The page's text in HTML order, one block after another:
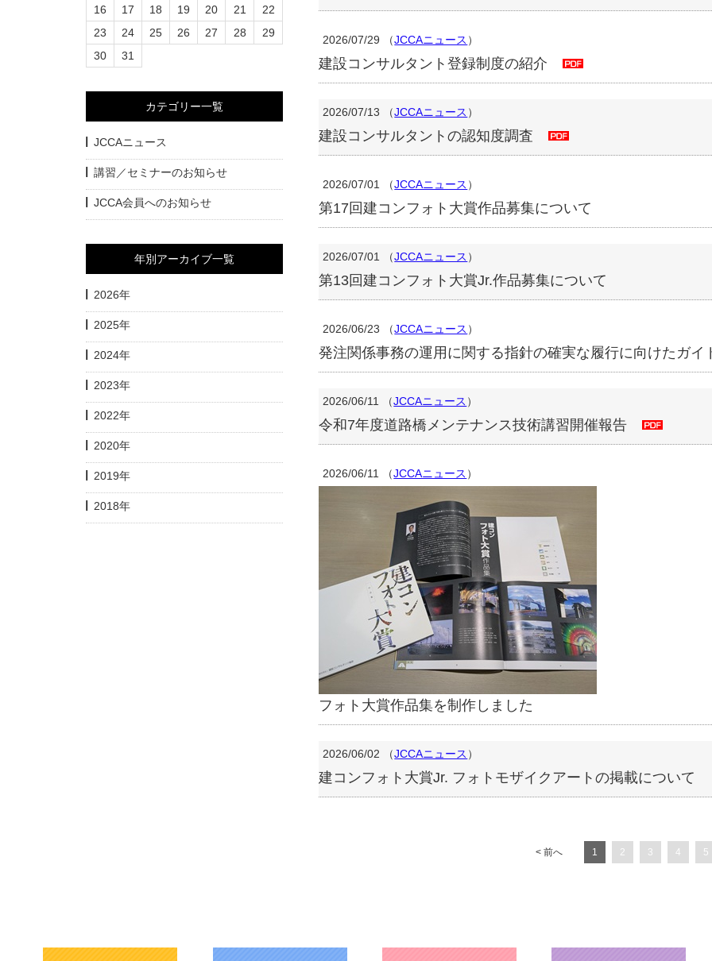
2026/07/29 （JCCAニュース ）
建設コンサルタント登録制度の紹介
2026/07/13 （JCCAニュース ）
建設コンサルタントの認知度調査
2026/07/01 （JCCAニュース ）
第17回建コンフォト大賞作品募集について
2026/07/01 （JCCAニュース ）
第13回建コンフォト大賞Jr.作品募集について
2026/06/23 （JCCAニュース ）
発注関係事務の運用に関する指針の確実な履行に向けたガイ
2026/06/11 （JCCAニュース ）
令和7年度道路橋メンテナンス技術講習開催報告
2026/06/11 （JCCAニュース ）
フォト大賞作品集を制作しました
2026/06/02 （JCCAニュース ）
建コンフォト大賞Jr. フォトモザイクアートの掲載について
< 前へ 1 2 3 4 5
16
17 18 19 20 21
22
23
24 25 26 27 28
29
30
31
カテゴリー一覧
JCCAニュース
講習／セミナーのお知らせ
JCCA会員へのお知らせ
年別アーカイブ一覧
2026年
2025年
2024年
2023年
2022年
2020年
2019年
2018年